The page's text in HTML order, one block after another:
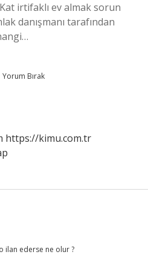
irtifaklı ev almak sorun
danışmanı tarafından
Yorum Bırak
https://kimu.com.tr
ilan ederse ne olur ?